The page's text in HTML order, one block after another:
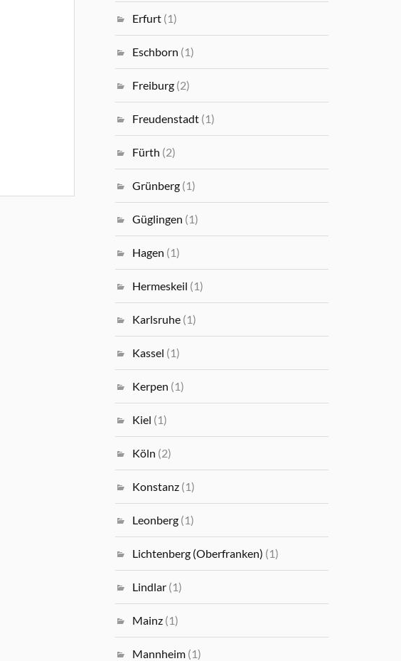
Erfurt (1)
Eschborn (1)
Freiburg (2)
Freudenstadt (1)
Fürth (2)
Grünberg (1)
Güglingen (1)
Hagen (1)
Hermeskeil (1)
Karlsruhe (1)
Kassel (1)
Kerpen (1)
Kiel (1)
Köln (2)
Konstanz (1)
Leonberg (1)
Lichtenberg (Oberfranken) (1)
Lindlar (1)
Mainz (1)
Mannheim (1)